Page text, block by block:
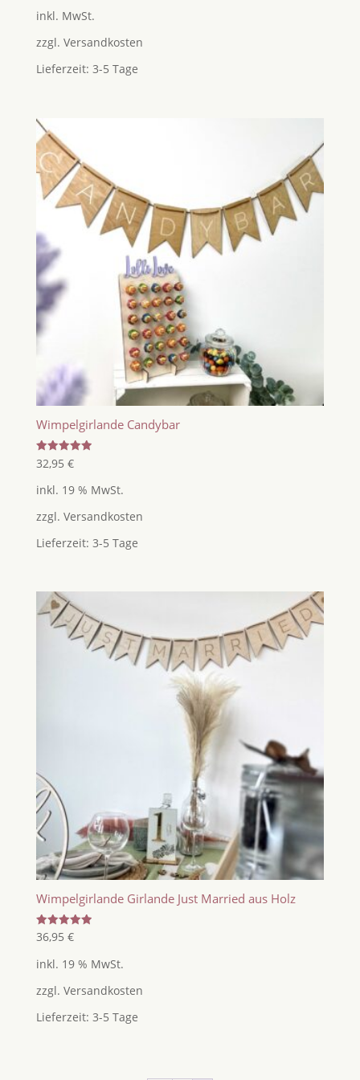
von 5
inkl. MwSt.
zzgl. Versandkosten
Lieferzeit: 3-5 Tage
Wimpelgirlande Candybar
Bewertet
mit
von 5
32,95 €
inkl. 19 % MwSt.
zzgl. Versandkosten
Lieferzeit: 3-5 Tage
Wimpelgirlande Girlande Just Married aus Holz
Bewertet
mit
von 5
36,95 €
inkl. 19 % MwSt.
zzgl. Versandkosten
Lieferzeit: 3-5 Tage